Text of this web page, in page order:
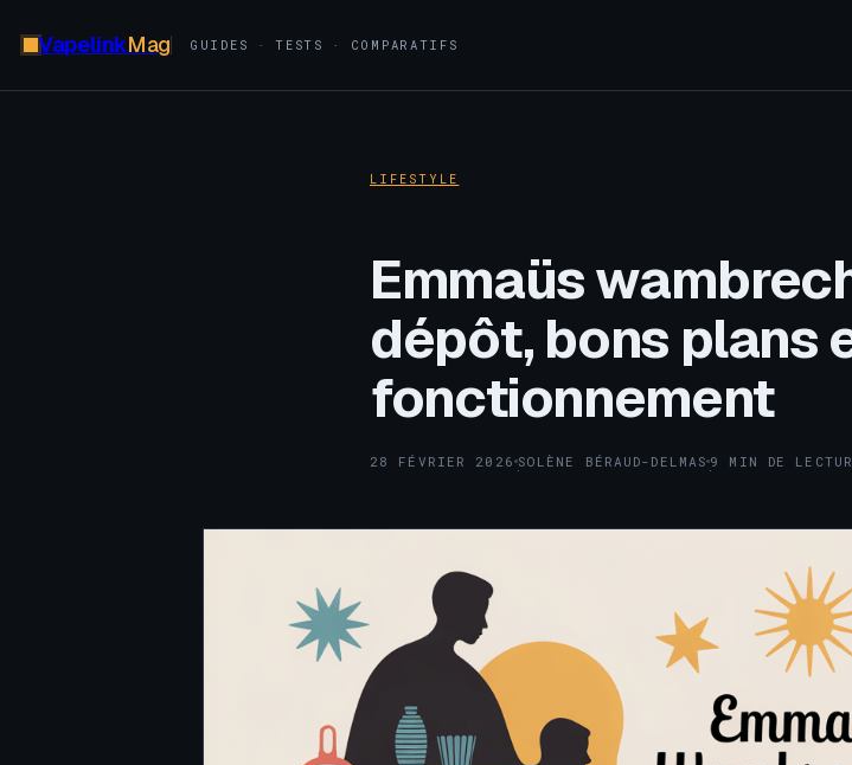
VapelinkMag GUIDES · TESTS · COMPARATIFS
LIFESTYLE
Emmaüs
dépôt, bons plans
fonctionnement
28 FÉVRIER 2026 ·
SOLÈNE BÉRAUD-DELMAS·9 MIN DE